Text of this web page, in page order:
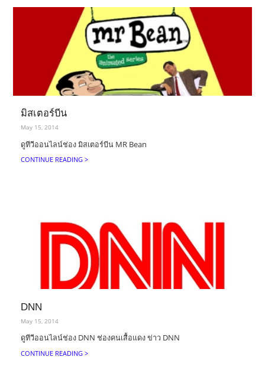
มิสเตอร์บีน
May 15, 2014
ดูทีวีออนไลน์ช่อง มิสเตอร์บีน MR Bean
CONTINUE READING >
DNN
May 15, 2014
ดูทีวีออนไลน์ช่อง DNN ช่องคนเสื้อแดง ข่าว DNN
CONTINUE READING >